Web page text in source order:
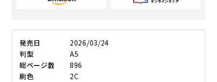
発売日
2026/03/24
判型
A5
総ページ数
896
刷色
2C